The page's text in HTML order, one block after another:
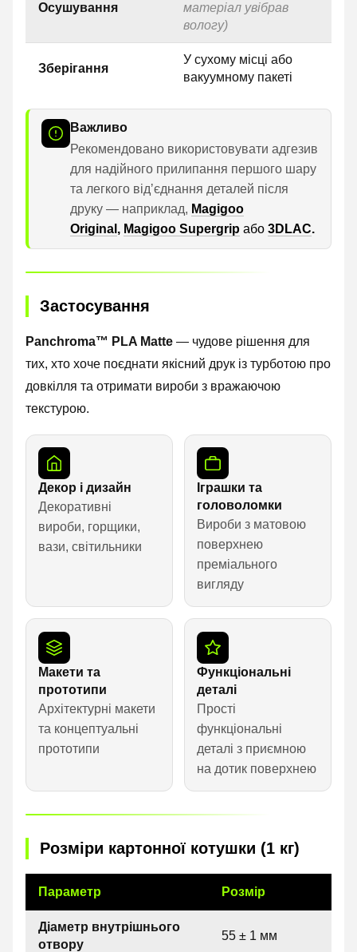
Осушування
матеріал увібрав
вологу)
Зберігання
У сухому місці або
вакуумному пакеті
Важливо
Рекомендовано використовувати адгезив
для надійного прилипання першого шару
та легкого відʼєднання деталей після
друку — наприклад, Magigoo
Original , Magigoo Supergrip або 3DLAC.
Застосування
Panchroma™ PLA Matte — чудове рішення для
тих, хто хоче поєднати якісний друк із турботою про
довкілля та отримати вироби з вражаючою
текстурою.
Декор і дизайн
Декоративні
вироби, горщики,
вази, світильники
Іграшки та
головоломки
Вироби з матовою
поверхнею
преміального
вигляду
Макети та
прототипи
Архітектурні макети
та концептуальні
прототипи
Функціональні
деталі
Прості
функціональні
деталі з приємною
на дотик поверхнею
Розміри картонної котушки (1 кг)
Параметр Розмір
Діаметр внутрішнього
отвору
55 ± 1 мм